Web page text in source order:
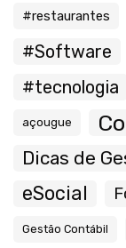
#restaurantes
#Software
#tecnologia
açougue
Dicas de
eSocial
Gestão Contábil